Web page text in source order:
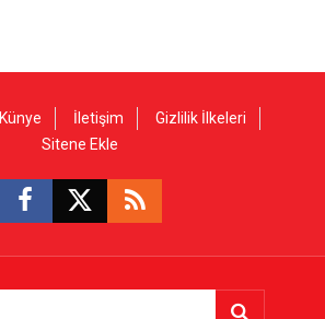
Künye İletişim
Gizlilik İlkeleri
Sitene Ekle